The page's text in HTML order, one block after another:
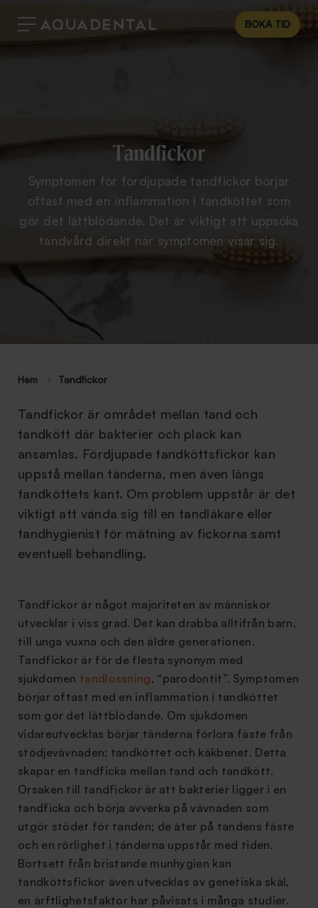
BOKA TID
Tandfickor
Symptomen för fördjupade tandfickor börjar
oftast med en inflammation i tandköttet som
gör det lättblödande. Det är viktigt att uppsöka
tandvård direkt när symptomen visar sig.
Hem Tandfickor
Tandfickor är området mellan tand och
tandkött där bakterier och plack kan
ansamlas. Fördjupade tandköttsfickor kan
uppstå mellan tänderna, men även längs
tandköttets kant. Om problem uppstår är det
viktigt att vända sig till en tandläkare eller
tandhygienist för mätning av fickorna samt
eventuell behandling.
Tandfickor är något majoriteten av människor
utvecklar i viss grad. Det kan drabba alltifrån barn,
till unga vuxna och den äldre generationen.
Tandfickor är för de flesta synonym med
sjukdomen tandlossning, “parodontit”. Symptomen
börjar oftast med en inflammation i tandköttet
som gör det lättblödande. Om sjukdomen
vidareutvecklas börjar tänderna förlora fäste från
stödjevävnaden; tandköttet och käkbenet. Detta
skapar en tandficka mellan tand och tandkött.
Orsaken till tandfickor är att bakterier ligger i en
tandficka och börja avverka på vävnaden som
utgör stödet för tanden; de äter på tandens fäste
och en rörlighet i tänderna uppstår med tiden.
Bortsett från bristande munhygien kan
tandköttsfickor även utvecklas av genetiska skäl,
en ärftlighetsfaktor har påvisats i många studier.